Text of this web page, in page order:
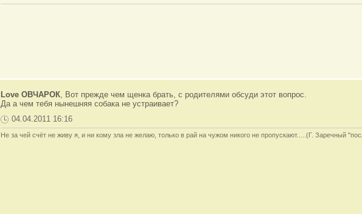
Love ОВЧАРОК, Вот прежде чем щенка брать, с родителями обсуди этот вопрос.
Да а чем тебя нынешняя собака не устраивает?
04.04.2011 16:16
Не за чей счёт не живу я, и ни кому зла не желаю, только в рай на чужом никого не пропускают.....(Г. Заречный